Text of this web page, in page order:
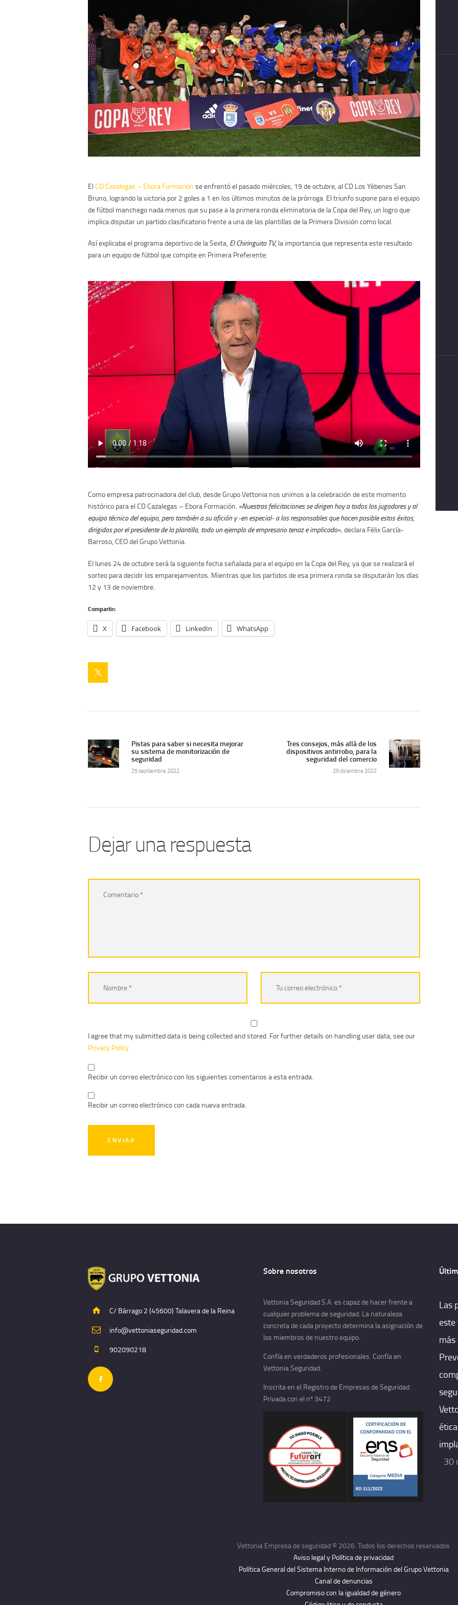
ElCD Cazalegas – Ebora Formación se enfrentó el pasado miércoles, 19 de octubre, al CD Los Yébenes San
Bruno, logrando la victoria por 2 goles a 1 en los últimos minutos de la prórroga. El triunfo supone para el equipo
de fútbol manchego nada menos que su pase a la primera ronda eliminatoria de la Copa del Rey, un logro que
implica disputar un partido clasificatorio frente a una de las plantillas de la Primera División como local.
Así explicaba el programa deportivo de la Sexta, El Chiringuito TV, la importancia que representa este resultado
para un equipo de fútbol que compite en Primera Preferente:
Como empresa patrocinadora del club, desde Grupo Vettonia nos unimos a la celebración de este momento
histórico para el CD Cazalegas – Ebora Formación. «Nuestras felicitaciones se dirigen hoy a todos los jugadores y al
equipo técnico del equipo, pero también a su afición y -en especial- a los responsables que hacen posible estos éxitos,
dirigidos por el presidente de la plantilla, todo un ejemplo de empresario tenaz e implicado», declara Félix García-
Barroso, CEO del Grupo Vettonia.
El lunes 24 de octubre será la siguiente fecha señalada para el equipo en la Copa del Rey, ya que se realizará el
sorteo para decidir los emparejamientos. Mientras que los partidos de esa primera ronda se disputarán los días
12 y 13 de noviembre.
Compartir:
X Facebook LinkedIn WhatsApp
de
entradas
Artículo
anterior:
Pistas para saber si necesita mejorar
su sistema de monitorización de
seguridad
25 septiembre 2022
Siguiente
artículo:
Tres consejos, más allá de los
dispositivos antirrobo, para la
seguridad del comercio
29 diciembre 2022
Dejar una respuesta
I agree that my submitted data is being collected and stored. For further details on handling user data, see our
Privacy Policy
Recibir un correo electrónico con los siguientes comentarios a esta entrada.
Recibir un correo electrónico con cada nueva entrada.
C/ Bárrago 2 (45600) Talavera de la Reina
info@vettoniaseguridad.com
902090218
Sobre nosotros
Vettonia Seguridad S.A. es capaz de hacer frente a
cualquier problema de seguridad. La naturaleza
concreta de cada proyecto determina la asignación de
los miembros de nuestro equipo.
Confía en verdaderos profesionales. Confía en
Vettonia Seguridad.
Inscrita en el Registro de Empresas de Seguridad
Privada con el nº 3472
Las
más
30
Vettonia Empresa de seguridad © 2026. Todos los derechos reservados
Aviso legal y Política de privacidad
Política General del Sistema Interno de Información del Grupo Vettonia
Canal de denuncias
Compromiso con la igualdad de género